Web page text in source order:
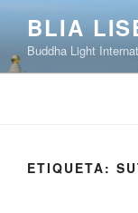
BLIA
Buddha Light
ETIQUETA: